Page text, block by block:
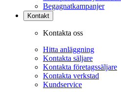
Begagnatkampanjer
Kontakt
Kontakta oss
Hitta anläggning
Kontakta säljare
Kontakta företagssäljare
Kontakta verkstad
Kundservice